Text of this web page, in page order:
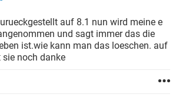
HARDWARE
TIKTOK
HARDWARE
IOS
INSTAGRAM
TIKTOK
auf 8.1 nun wird meine e
und sagt immer das die
ist.wie kann man das loeschen. auf
noch danke